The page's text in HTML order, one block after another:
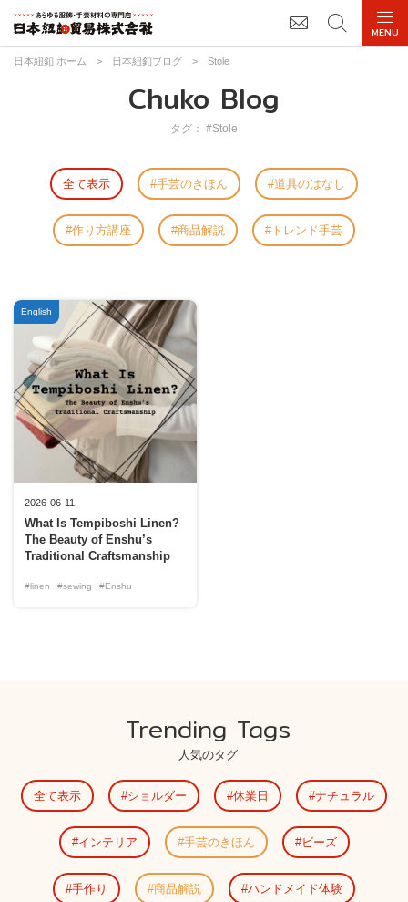
日本紐釦 ホーム > 日本紐釦ブログ > Stole
Chuko Blog
タグ： #Stole
全て表示 手芸のきほん 道具のはなし
作り方講座 商品解説 トレンド手芸
2026-06-11
What Is Tempiboshi Linen?
The Beauty of Enshu’s
Traditional Craftsmanship
#linen #sewing #Enshu
English
Trending Tags
人気のタグ
全て表示 ショルダー 休業日 ナチュラル
インテリア 手芸のきほん ビーズ
手作り 商品解説 ハンドメイド体験